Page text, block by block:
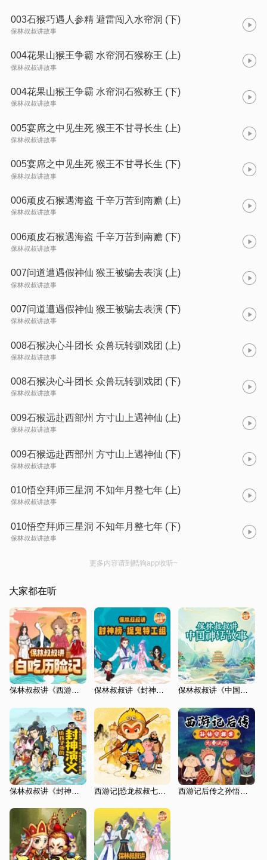
003石猴巧遇人参精 避雷闯入水帘洞 (下)
保林叔叔讲故事
004花果山猴王争霸 水帘洞石猴称王 (上)
保林叔叔讲故事
004花果山猴王争霸 水帘洞石猴称王 (下)
保林叔叔讲故事
005宴席之中见生死 猴王不甘寻长生 (上)
保林叔叔讲故事
005宴席之中见生死 猴王不甘寻长生 (下)
保林叔叔讲故事
006顽皮石猴遇海盗 千辛万苦到南赡 (上)
保林叔叔讲故事
006顽皮石猴遇海盗 千辛万苦到南赡 (下)
保林叔叔讲故事
007问道遭遇假神仙 猴王被骗去表演 (上)
保林叔叔讲故事
007问道遭遇假神仙 猴王被骗去表演 (下)
保林叔叔讲故事
008石猴决心斗团长 众兽玩转驯戏团 (上)
保林叔叔讲故事
008石猴决心斗团长 众兽玩转驯戏团 (下)
保林叔叔讲故事
009石猴远赴西部州 方寸山上遇神仙 (上)
保林叔叔讲故事
009石猴远赴西部州 方寸山上遇神仙 (下)
保林叔叔讲故事
010悟空拜师三星洞 不知年月整七年 (上)
保林叔叔讲故事
010悟空拜师三星洞 不知年月整七年 (下)
保林叔叔讲故事
更多内容请到酷狗app收听~
大家都在听
保林叔叔讲《西游记前传·白吃历险记》 保林叔叔讲《封神榜·捉鬼特工组》 保林叔叔讲《中国神话故事》
西游记|恐龙叔叔七十二变声 西游记后传之孙悟空探案 | 试听版